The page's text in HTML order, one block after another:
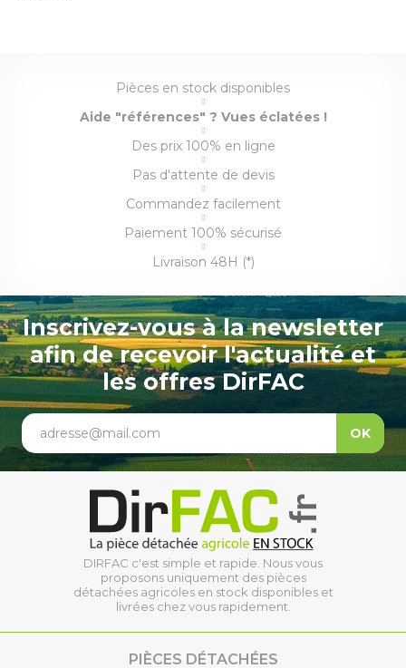
Pièces en stock disponibles
Aide "références" ? Vues éclatées !
Des prix 100% en ligne
Pas d'attente de devis
Commandez facilement
Paiement 100% sécurisé
Livraison 48H (*)
Inscrivez-vous à la newsletter
afin de recevoir l'actualité et
les offres DirFAC
adresse@mail.com OK
DIRFAC c'est simple et rapide. Nous vous
proposons uniquement des pièces
détachées agricoles en stock disponibles et
livrées chez vous rapidement.
PIÈCES DÉTACHÉES